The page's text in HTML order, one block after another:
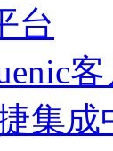
台
集成